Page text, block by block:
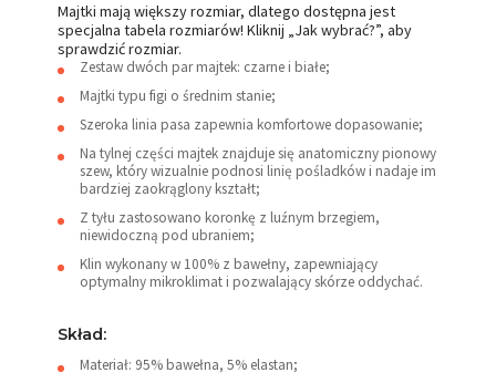
Majtki mają większy rozmiar, dlatego dostępna jest
specjalna tabela rozmiarów! Kliknij „Jak wybrać?”, aby
sprawdzić rozmiar.
Zestaw dwóch par majtek: czarne i białe;
Majtki typu figi o średnim stanie;
Szeroka linia pasa zapewnia komfortowe dopasowanie;
Na tylnej części majtek znajduje się anatomiczny pionowy
szew, który wizualnie podnosi linię pośladków i nadaje im
bardziej zaokrąglony kształt;
Z tyłu zastosowano koronkę z luźnym brzegiem,
niewidoczną pod ubraniem;
Klin wykonany w 100% z bawełny, zapewniający
optymalny mikroklimat i pozwalający skórze oddychać.
Skład:
Materiał: 95% bawełna, 5% elastan;